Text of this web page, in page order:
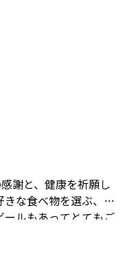
謝と、健康を祈願し
きな食べ物を選ぶ、ハ
ールもあってとてもご